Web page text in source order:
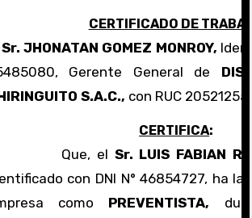
CERTIFICADO DE
Sr.JHONATAN GOMEZ MONROY,
Gerente General de
S.A.C., con RUC
CERTIFICA:
el Sr. LUIS FABIAN
con DNI N° 46854727, ha
como PREVENTISTA,